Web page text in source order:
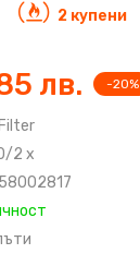
2 купени
лв. -20%
2 x